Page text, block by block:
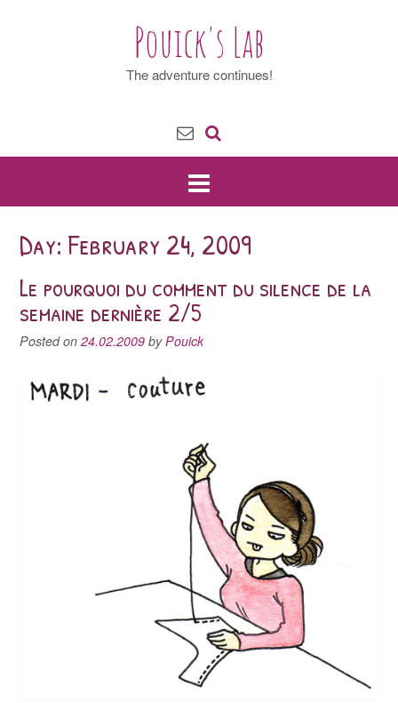
Pouick's Lab
The adventure continues!
Day: February 24, 2009
Le pourquoi du comment du silence de la
semaine dernière 2/5
Posted on 24.02.2009 byPouick